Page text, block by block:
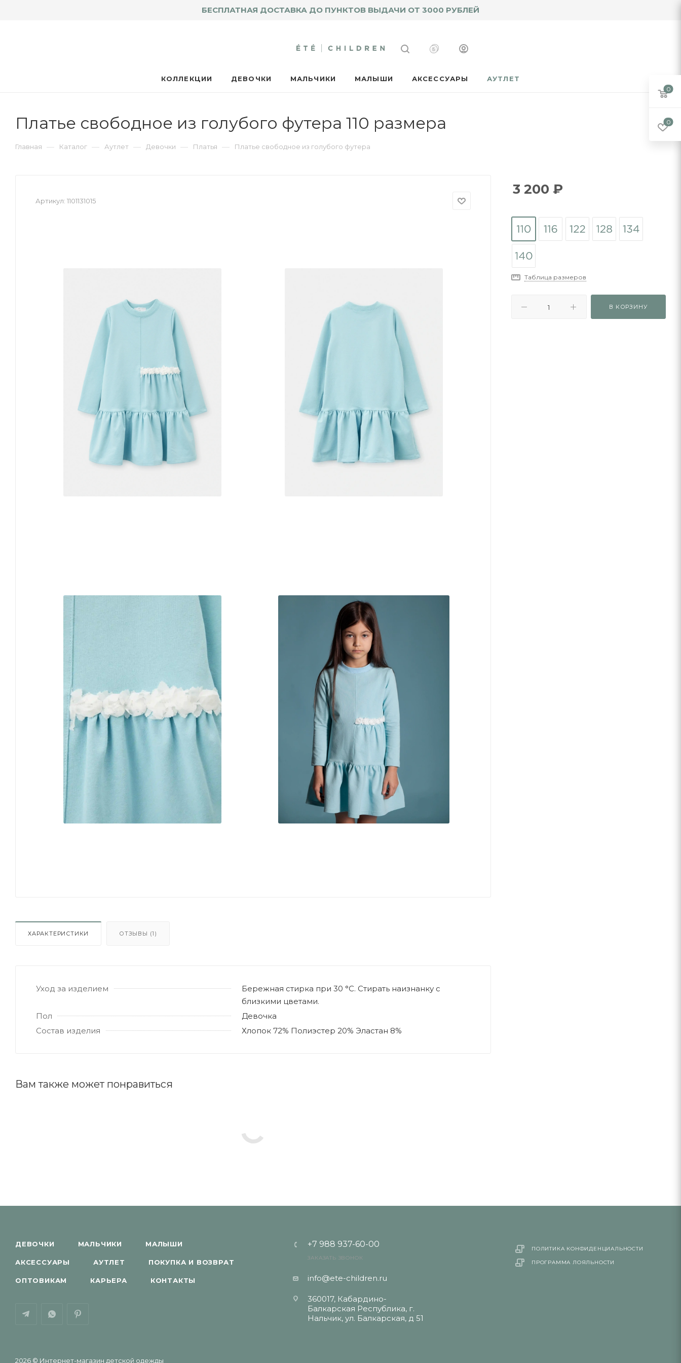
БЕСПЛАТНАЯ ДОСТАВКА ДО ПУНКТОВ ВЫДАЧИ ОТ 3000 РУБЛЕЙ
КОЛЛЕКЦИИ ДЕВОЧКИ МАЛЬЧИКИ МАЛЫШИ АКСЕССУАРЫ АУТЛЕТ
Платье свободное из голубого футера 110 размера
Главная — Каталог — Аутлет — Девочки — Платья — Платье свободное из голубого футера
Артикул: 1101131015
ХАРАКТЕРИСТИКИ ОТЗЫВЫ (1)
Уход за изделием
Бережная стирка при 30 °C. Стирать наизнанку с
близкими цветами.
Пол
Девочка
Состав изделия
Хлопок 72% Полиэстер 20% Эластан 8%
Вам также может понравиться
3 200 ₽
Таблица размеров
В КОРЗИНУ
ДЕВОЧКИ МАЛЬЧИКИ МАЛЫШИ
АКСЕССУАРЫ АУТЛЕТ ПОКУПКА И ВОЗВРАТ
ОПТОВИКАМ КАРЬЕРА КОНТАКТЫ
+7 988 937-60-00
ЗАКАЗАТЬ ЗВОНОК
info@ete-children.ru
360017, Кабардино-
Балкарская Республика, г.
Нальчик, ул. Балкарская, д 51
ПОЛИТИКА КОНФИДЕНЦИАЛЬНОСТИ
ПРОГРАММА ЛОЯЛЬНОСТИ
2026 © Интернет-магазин детской одежды
0
0